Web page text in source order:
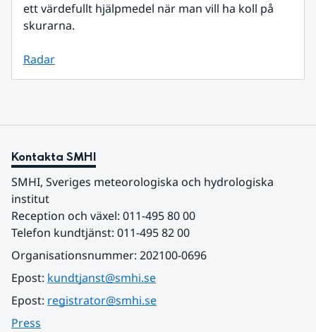
ett värdefullt hjälpmedel när man vill ha koll på
skurarna.
Radar
Kontakta SMHI
SMHI, Sveriges meteorologiska och hydrologiska
institut
Reception och växel: 011-495 80 00
Telefon kundtjänst: 011-495 82 00
Organisationsnummer: 202100-0696
Epost: kundtjanst@smhi.se
Epost: registrator@smhi.se
Press